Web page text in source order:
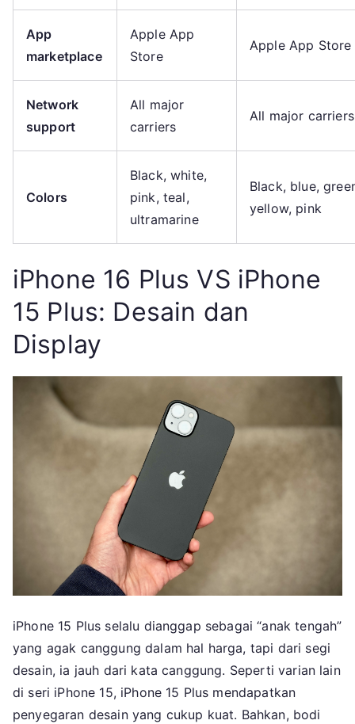
App
marketplace
Apple App
Store
Apple App Store
Network
support
All major
carriers
All major carriers
Colors
Black, white,
pink, teal,
ultramarine
Black, blue,
yellow, pink
iPhone 16 Plus VS iPhone
15 Plus: Desain dan
Display
iPhone 15 Plus selalu dianggap sebagai “anak tengah”
yang agak canggung dalam hal harga, tapi dari segi
desain, ia jauh dari kata canggung. Seperti varian lain
di seri iPhone 15, iPhone 15 Plus mendapatkan
penyegaran desain yang cukup kuat. Bahkan, bodi